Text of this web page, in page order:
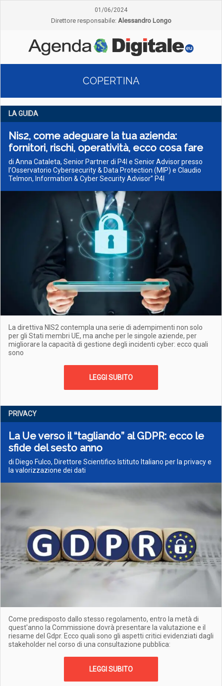
01/06/2024
Direttore responsabile: Alessandro Longo
COPERTINA
LA GUIDA
Nis2, come adeguare la tua azienda:
fornitori, rischi, operatività, ecco cosa fare
di Anna Cataleta, Senior Partner di P4I e Senior Advisor presso
l’Osservatorio Cybersecurity & Data Protection (MIP) e Claudio
Telmon, Information & Cyber Security Advisor” P4I
La direttiva NIS2 contempla una serie di adempimenti non solo
per gli Stati membri UE, ma anche per le singole aziende, per
migliorare la capacità di gestione degli incidenti cyber: ecco quali
sono
LEGGI SUBITO
PRIVACY
La Ue verso il “tagliando” al GDPR: ecco le
sfide del sesto anno
di Diego Fulco, Direttore Scientifico Istituto Italiano per la privacy e
la valorizzazione dei dati
Come predisposto dallo stesso regolamento, entro la metà di
quest'anno la Commissione dovrà presentare la valutazione e il
riesame del Gdpr. Ecco quali sono gli aspetti critici evidenziati dagli
stakeholder nel corso di una consultazione pubblica:
LEGGI SUBITO